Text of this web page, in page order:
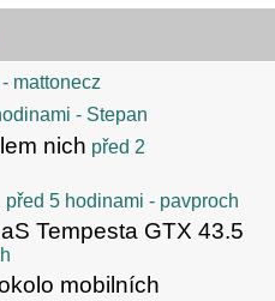
- mattonecz
- Stepan
nich před 2
před 5 hodinami - pavproch
Tempesta GTX 43.5
mobilních